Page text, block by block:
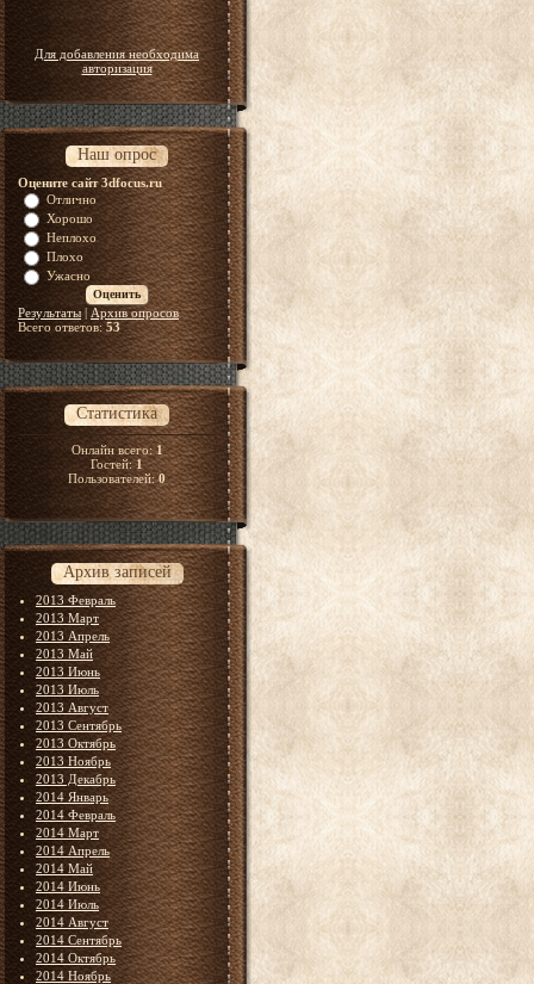
Для добавления необходима
авторизация
Наш опрос
Оцените сайт 3dfocus.ru
Отлично
Хорошо
Неплохо
Плохо
Ужасно
Результаты| Архив опросов
Всего ответов:53
Статистика
Онлайн всего:1
Гостей:1
Пользователей:0
Архив записей
2013 Февраль
2013 Март
2013 Апрель
2013 Май
2013 Июнь
2013 Июль
2013 Август
2013 Сентябрь
2013 Октябрь
2013 Ноябрь
2013 Декабрь
2014 Январь
2014 Февраль
2014 Март
2014 Апрель
2014 Май
2014 Июнь
2014 Июль
2014 Август
2014 Сентябрь
2014 Октябрь
2014 Ноябрь